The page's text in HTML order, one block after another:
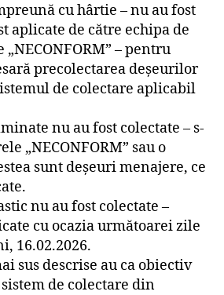
cu hârtie – nu au fost
aplicate de către echipa de
– pentru
precolectarea deșeurilor
de colectare aplicabil
nu au fost colectate – s-
„NECONFORM” sau o
sunt deșeuri menajere, ce
nu au fost colectate –
cu ocazia următoarei zile
16.02.2026.
sus descrise au ca obiectiv
de colectare din